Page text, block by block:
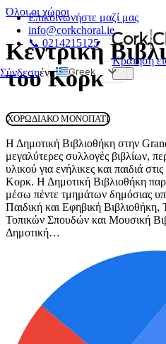
Επικοινωνήστε μαζί μας
info@corkchoral.ie
📞 0214215125
Σύνδεσηένα
Greek
English
Bulgarian
Danish
German
Spanish
Estonian
Italian
Ukrainian
Κράτηση
Όλοι οι χώροι
Κεντρική
του Κορκ
ΧΟΡΩΔΙΑΚΌ ΜΟΝΟΠΆΤΙ
Η Δημοτική Βιβλιοθήκη στην
μεγαλύτερες συλλογές βιβλίων,
υλικού για ενήλικες και παιδιά
Κορκ. Η Δημοτική Βιβλιοθήκη
μέσω πέντε τμημάτων δημόσιας
Παιδική και Εφηβική
Τοπικών Σπουδών και Μουσική
Δημοτική…